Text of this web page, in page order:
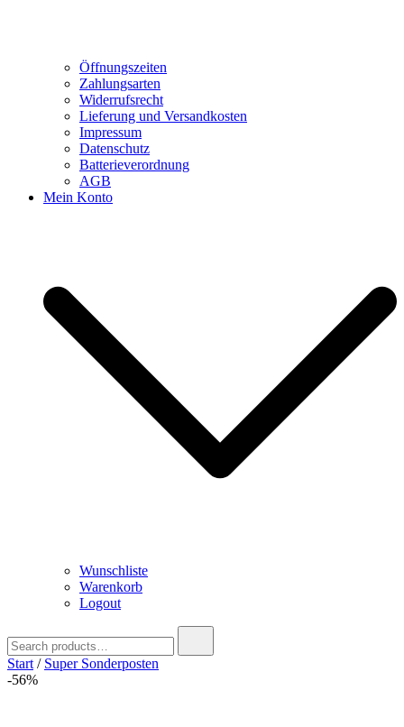
Öffnungszeiten
Zahlungsarten
Widerrufsrecht
Lieferung und Versandkosten
Impressum
Datenschutz
Batterieverordnung
AGB
Mein Konto
Wunschliste
Warenkorb
Logout
for:
Start / Super Sonderposten
-56%